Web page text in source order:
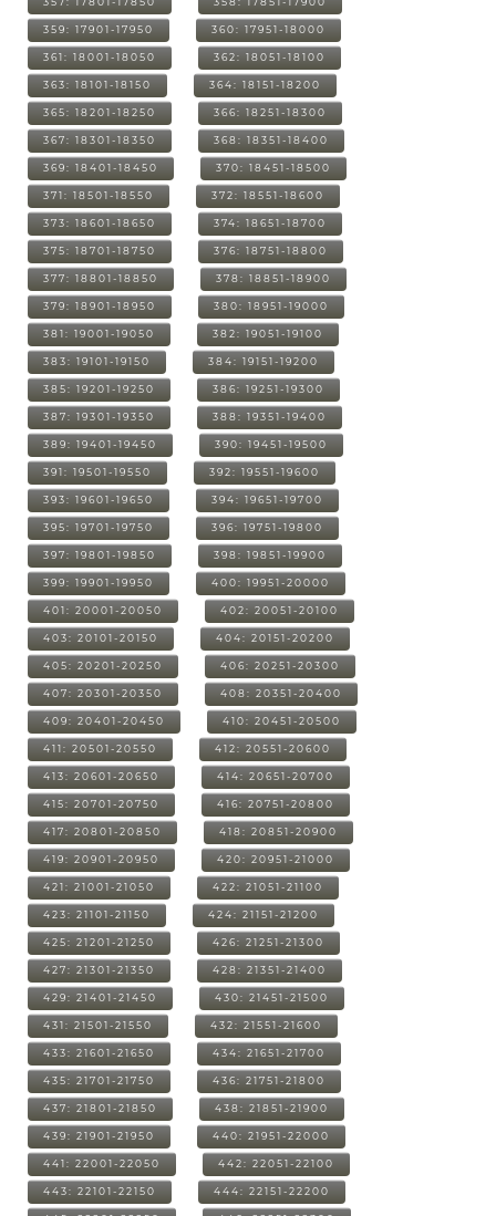
359: 17901-17950 360: 17951-18000
361: 18001-18050 362: 18051-18100
363: 18101-18150 364: 18151-18200
365: 18201-18250 366: 18251-18300
367: 18301-18350 368: 18351-18400
369: 18401-18450 370: 18451-18500
371: 18501-18550 372: 18551-18600
373: 18601-18650 374: 18651-18700
375: 18701-18750 376: 18751-18800
377: 18801-18850 378: 18851-18900
379: 18901-18950 380: 18951-19000
381: 19001-19050 382: 19051-19100
383: 19101-19150 384: 19151-19200
385: 19201-19250 386: 19251-19300
387: 19301-19350 388: 19351-19400
389: 19401-19450 390: 19451-19500
391: 19501-19550 392: 19551-19600
393: 19601-19650 394: 19651-19700
395: 19701-19750 396: 19751-19800
397: 19801-19850 398: 19851-19900
399: 19901-19950 400: 19951-20000
401: 20001-20050 402: 20051-20100
403: 20101-20150 404: 20151-20200
405: 20201-20250 406: 20251-20300
407: 20301-20350 408: 20351-20400
409: 20401-20450 410: 20451-20500
411: 20501-20550 412: 20551-20600
413: 20601-20650 414: 20651-20700
415: 20701-20750 416: 20751-20800
417: 20801-20850 418: 20851-20900
419: 20901-20950 420: 20951-21000
421: 21001-21050 422: 21051-21100
423: 21101-21150 424: 21151-21200
425: 21201-21250 426: 21251-21300
427: 21301-21350 428: 21351-21400
429: 21401-21450 430: 21451-21500
431: 21501-21550 432: 21551-21600
433: 21601-21650 434: 21651-21700
435: 21701-21750 436: 21751-21800
437: 21801-21850 438: 21851-21900
439: 21901-21950 440: 21951-22000
441: 22001-22050 442: 22051-22100
443: 22101-22150 444: 22151-22200